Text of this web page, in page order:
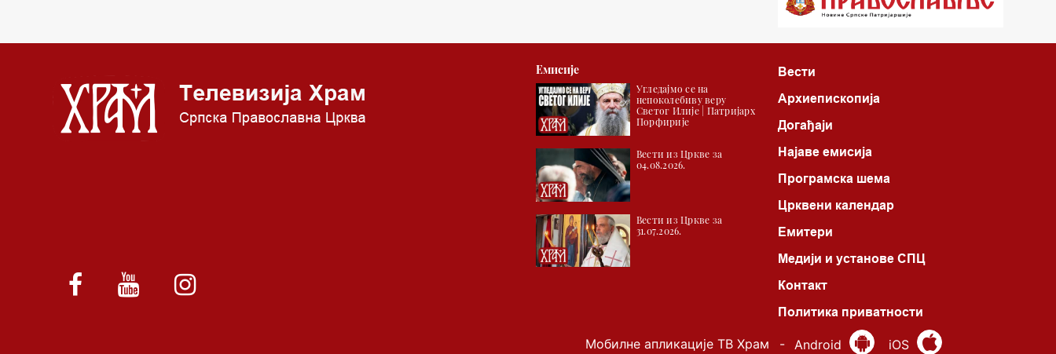
22.03 Црквена предавања и трибине
00.03 Црквена предавања и трибине
01.03 Живе речи - подкаст
*најважније вести емитујемо на
Емисије
Угледајмо се на
непоколебиву веру
Светог Илије | Патријарх
Порфирије
Вести из Цркве за
04.08.2026.
Вести из Цркве за
31.07.2026.
Вести
Архиепископија
Догађаји
Најаве емисија
Програмска шема
Црквени календар
Емитери
Медији и установе СПЦ
Контакт
Политика приватности
Мобилне апликације ТВ Храм - Android iOS